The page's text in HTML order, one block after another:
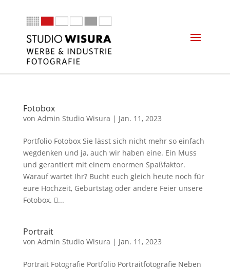
Fotobox
von Admin Studio Wisura | Jan. 11, 2023
Portfolio Fotobox Sie lässt sich nicht mehr so einfach
wegdenken und ja, auch wir haben eine. Ein Muss
und gerantiert mit einem enormen Spaßfaktor.
Warauf wartet Ihr? Bucht euch gleich heute noch für
eure Hochzeit, Geburtstag oder andere Feier unsere
Fotobox. ...
Portrait
von Admin Studio Wisura | Jan. 11, 2023
Portrait Fotografie Portfolio Portraitfotografie Neben